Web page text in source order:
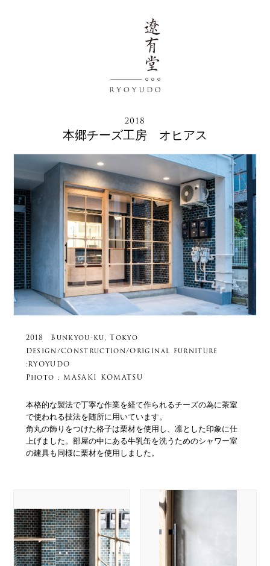
2018
本郷チーズ工房 オヒアス
2018 Bunkyou-ku, Tokyo
Design/Construction/Original furniture
:RYOYUDO
Photo : MASAKI KOMATSU
本格的な製法で丁寧な作業を経て作られるチーズの為に茶室
で使われる技法を随所に用いています。
角丸の飾りをつけた格子は栗材を使用し、凛とした印象に仕
上げました。部屋の中にある牛乳缶を洗うためのシャワー室
の建具も同様に栗材を使用しました。